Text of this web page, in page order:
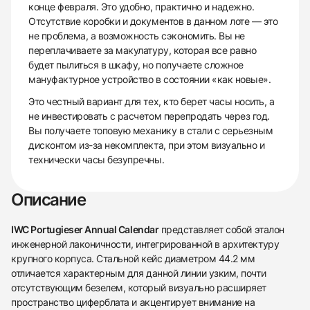
конце февраля. Это удобно, практично и надежно.
Отсутствие коробки и документов в данном лоте — это
не проблема, а возможность сэкономить. Вы не
переплачиваете за макулатуру, которая все равно
будет пылиться в шкафу, но получаете сложное
мануфактурное устройство в состоянии «как новые».
Это честный вариант для тех, кто берет часы носить, а
не инвестировать с расчетом перепродать через год.
Вы получаете топовую механику в стали с серьезным
дисконтом из-за некомплекта, при этом визуально и
технически часы безупречны.
Описание
IWC Portugieser Annual Calendarпредставляет собой эталон
инженерной лаконичности, интегрированной в архитектуру
крупного корпуса. Стальной кейс диаметром 44.2 мм
отличается характерным для данной линии узким, почти
отсутствующим безелем, который визуально расширяет
пространство циферблата и акцентирует внимание на